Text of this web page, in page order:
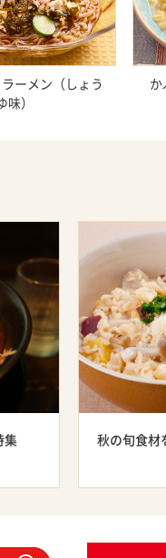
ーメン（しょう
味）
か
集 秋の旬食材